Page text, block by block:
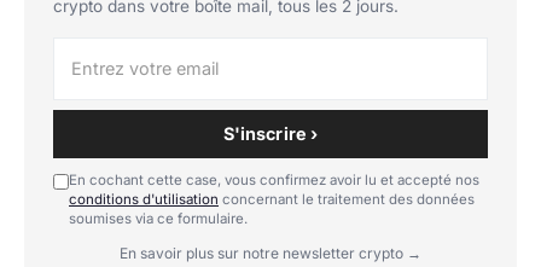
crypto dans votre boîte mail, tous les 2 jours.
S'inscrire ›
En cochant cette case, vous confirmez avoir lu et accepté nos
conditions d'utilisation concernant le traitement des données
soumises via ce formulaire.
En savoir plus sur notre newsletter crypto →